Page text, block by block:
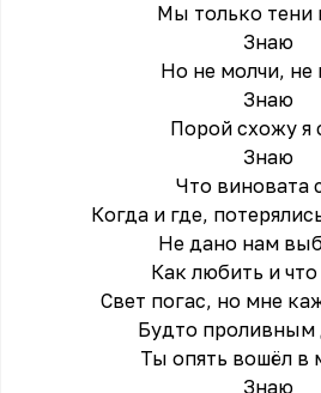
Мы только тени
Знаю
Но не молчи, не
Знаю
Порой схожу я
Знаю
Что виновата
Когда и где,
Не дано нам
Как любить и что
Свет погас, но мне
Будто
Ты опять вошёл в
Знаю